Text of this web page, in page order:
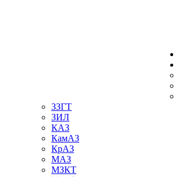
ЗЗГТ
ЗИЛ
КАЗ
КамАЗ
КрАЗ
МАЗ
МЗКТ